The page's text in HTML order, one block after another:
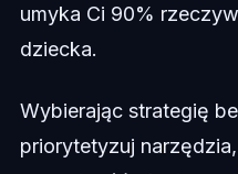
umyka Ci 90%
dziecka.
Wybierając strategię
priorytetyzuj